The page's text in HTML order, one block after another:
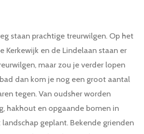
staan prachtige treurwilgen. Op het
Kerkewijk en de Lindelaan staan er
maar zou je verder lopen
dan kom je nog een groot aantal
tegen. Van oudsher worden
hakhout en opgaande bomen in
geplant. Bekende grienden